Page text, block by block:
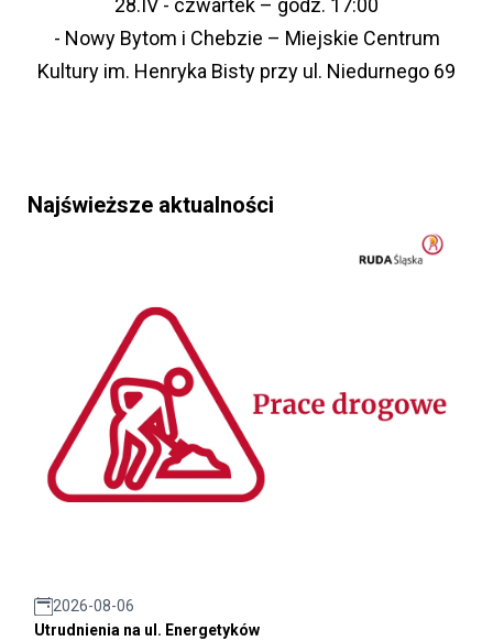
28.IV - czwartek – godz. 17:00
- Nowy Bytom i Chebzie – Miejskie Centrum
Kultury im. Henryka Bisty przy ul. Niedurnego 69
Najświeższe aktualności
2026-08-06
Utrudnienia na ul. Energetyków